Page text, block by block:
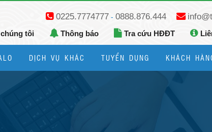
0225.7774777 - 0888.876.444
tôi Thông báo Tra cứu HĐĐT
DỊCH VỤ KHÁC TUYỂN DỤNG KHÁCH